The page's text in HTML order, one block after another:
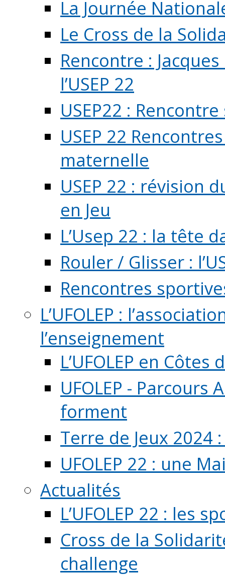
La Journée
Le Cross de la
Rencontre :
l’USEP 22
USEP22 :
USEP 22
maternelle
USEP 22 : révision
en Jeu
L’Usep 22 : la tête
Rouler / Glisser :
Rencontres
L’UFOLEP :
l’enseignement
L’UFOLEP en Côtes
UFOLEP -
forment
Terre de Jeux 2024
UFOLEP 22 : une
Actualités
L’UFOLEP 22 : les
Cross de la
challenge